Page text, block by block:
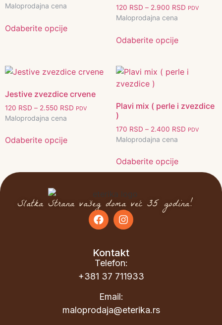
Maloprodajna cena
Odaberite opcije
120 RSD – 2.900 RSD PDV
Maloprodajna cena
Odaberite opcije
Jestive zvezdice crvene
120 RSD – 2.550 RSD PDV
Maloprodajna cena
Odaberite opcije
Plavi mix ( perle i zvezdice
)
170 RSD – 2.400 RSD PDV
Maloprodajna cena
Odaberite opcije
Slatka Strana vašeg doma već 35 godina!
Kontakt
Telefon:
+381 37 711933
Email:
maloprodaja@eterika.rs